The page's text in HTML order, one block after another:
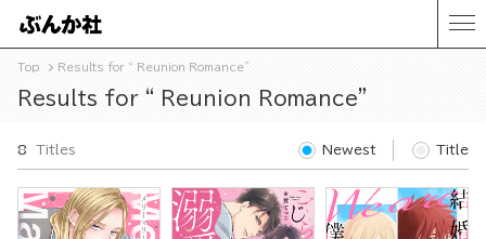
Top Results for “ Reunion Romance”
Results for “ Reunion Romance”
Titles
8 Newest Title